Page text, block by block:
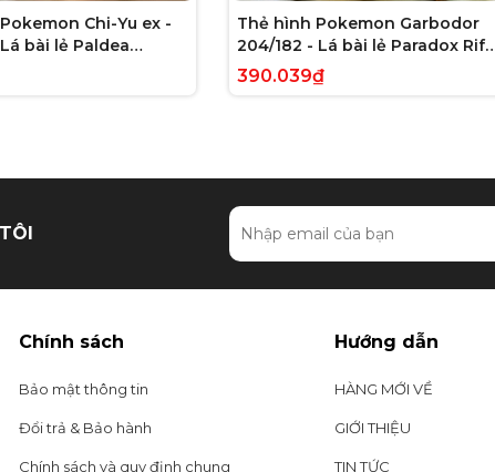
Chi-Yu ex -
bài lẻ Paldea
Art Secret Rare
chính hãng
Thẻ hình Pokemon Garbodor
204/182 - Lá bài lẻ Paradox Rift
Illustration Rare tiếng Anh chính
390.039₫
Chính sách
Bảo mật thông tin
Đổi trả & Bảo hành
Chính sách và quy định chung
Hướng dẫn
HÀNG MỚI VỀ
GIỚI THIỆU
TIN TỨC